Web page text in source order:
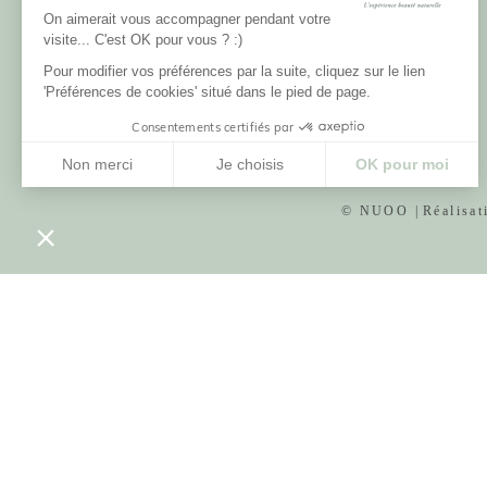
Labels et certifications
Mentions légales
Données personnelles
Parrainage et fidélité
Jobs
© NUOO |
On aimerait vous accompagner pendant votre
visite... C'est OK pour vous ? :)
Pour modifier vos préférences par la suite, cliquez sur le lien
'Préférences de cookies' situé dans le pied de page.
Consentements certifiés par
Non merci Je choisis OK pour moi
Notre plateforme vous permet d'adapter et de gérer vos paramètres de